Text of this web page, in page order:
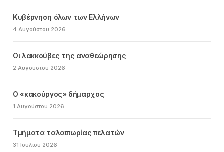
Κυβέρνηση όλων των Ελλήνων
4 Αυγούστου 2026
Οι λακκούβες της αναθεώρησης
2 Αυγούστου 2026
Ο «κακούργος» δήμαρχος
1 Αυγούστου 2026
Τμήματα ταλαιπωρίας πελατών
31 Ιουλίου 2026